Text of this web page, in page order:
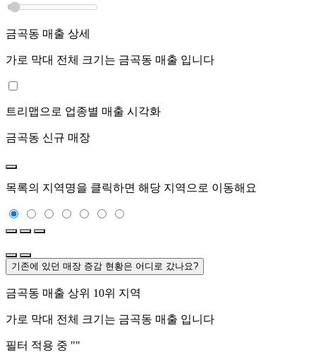
금곡동 매출 상세
가로 막대 전체 크기는 금곡동 매출 입니다
트리맵으로 업종별 매출 시각화
금곡동 신규 매장
목록의 지역명을 클릭하면 해당 지역으로 이동해요
기존에 있던 매장 증감 현황은 어디로 갔나요?
금곡동 매출 상위 10위 지역
가로 막대 전체 크기는 금곡동 매출 입니다
필터 적용 중 ""